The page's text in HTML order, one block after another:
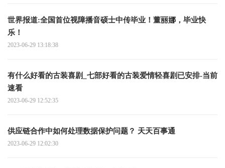
世界报道:全国首位视障播音硕士中传毕业！董丽娜，毕业快
乐！
2023-06-29 13:18:38
有什么好看的古装喜剧_七部好看的古装爱情轻喜剧已安排-当前
速看
2023-06-29 12:52:35
供应链合作中如何处理数据保护问题？ 天天百事通
2023-06-29 12:02:30